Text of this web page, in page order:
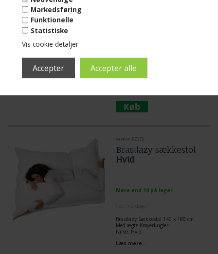
Markedsføring
Funktionelle
Statistiske
Vis cookie detaljer
Fyld: Ægte Krøyerkugler
Farve: BRUN
Læs mere...
Varenr. BZY70
Brasilazy sækkestol
Hvid
Mere end 10 på lager
Brasilazy Sækkestol 140 x 180 cm
Med ægte Krøyerkugler
Farve: Hvid
Læs mere...